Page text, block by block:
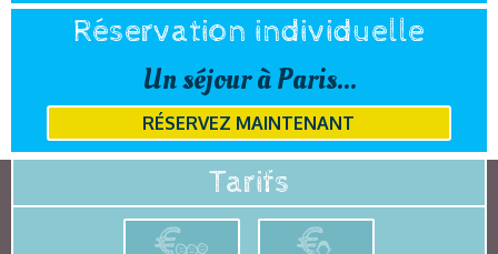
Réservation individuelle
Un séjour à Paris...
RÉSERVEZ MAINTENANT
Tarifs